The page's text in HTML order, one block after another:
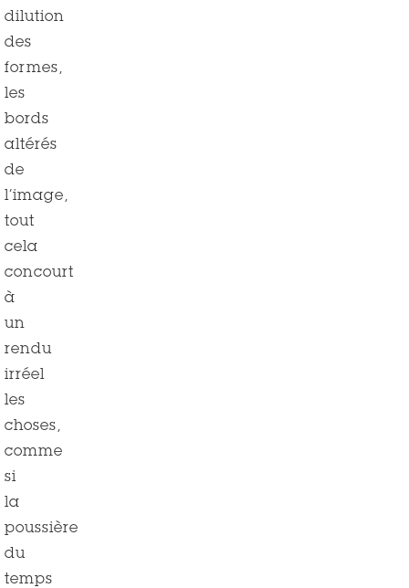
dilution
des
formes,
les
bords
altérés
de
l’image,
tout
cela
concourt
à
un
rendu
irréel
les
choses,
comme
si
la
poussière
du
temps